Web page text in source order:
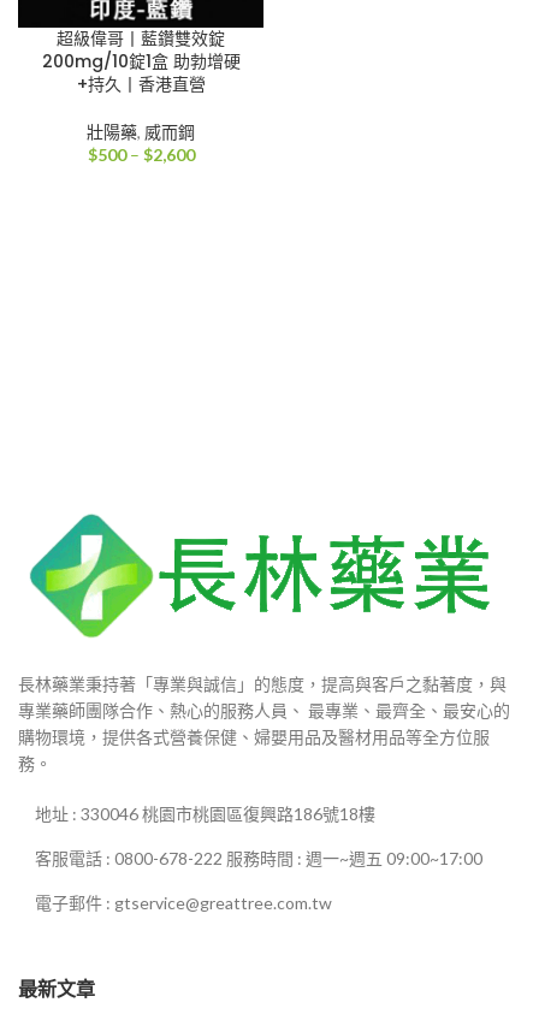
超級偉哥丨藍鑽雙效錠
200mg/10錠1盒 助勃增硬
+持久丨香港直營
壯陽藥, 威而鋼
$500 – $2,600價
長林藥業秉持著「專業與誠信」的態度，提高與客戶之黏著度，與
專業藥師團隊合作、熱心的服務人員、 最專業、最齊全、最安心的
購物環境，提供各式營養保健、婦嬰用品及醫材用品等全方位服
務。
地址 : 330046 桃園市桃園區復興路186號18樓
客服電話 : 0800-678-222 服務時間 : 週一~週五 09:00~17:00
電子郵件 : gtservice@greattree.com.tw
最新文章